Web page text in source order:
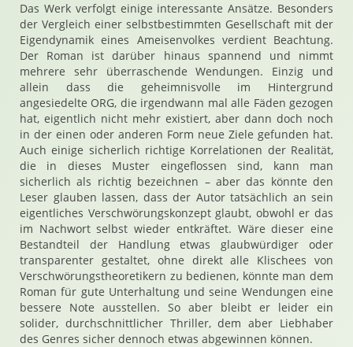
Das Werk verfolgt einige interessante Ansätze. Besonders
der Vergleich einer selbstbestimmten Gesellschaft mit der
Eigendynamik eines Ameisenvolkes verdient Beachtung.
Der Roman ist darüber hinaus spannend und nimmt
mehrere sehr überraschende Wendungen. Einzig und
allein dass die geheimnisvolle im Hintergrund
angesiedelte ORG, die irgendwann mal alle Fäden gezogen
hat, eigentlich nicht mehr existiert, aber dann doch noch
in der einen oder anderen Form neue Ziele gefunden hat.
Auch einige sicherlich richtige Korrelationen der Realität,
die in dieses Muster eingeflossen sind, kann man
sicherlich als richtig bezeichnen – aber das könnte den
Leser glauben lassen, dass der Autor tatsächlich an sein
eigentliches Verschwörungskonzept glaubt, obwohl er das
im Nachwort selbst wieder entkräftet. Wäre dieser eine
Bestandteil der Handlung etwas glaubwürdiger oder
transparenter gestaltet, ohne direkt alle Klischees von
Verschwörungstheoretikern zu bedienen, könnte man dem
Roman für gute Unterhaltung und seine Wendungen eine
bessere Note ausstellen. So aber bleibt er leider ein
solider, durchschnittlicher Thriller, dem aber Liebhaber
des Genres sicher dennoch etwas abgewinnen können.